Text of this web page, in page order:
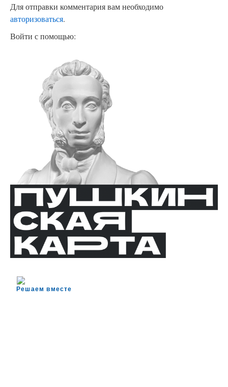
Для отправки комментария вам необходимо
авторизоваться.
Войти с помощью:
Решаем вместе